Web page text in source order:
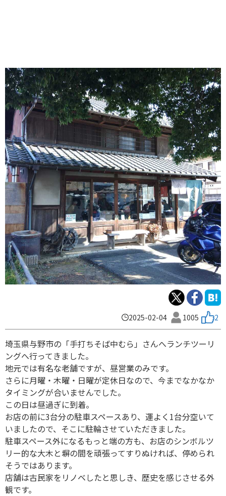
2025-02-04 1005 2
埼玉県与野市の「手打ちそば中むら」さんへランチツーリ
ングへ行ってきました。
地元では有名な老舗ですが、昼営業のみです。
さらに月曜・木曜・日曜が定休日なので、今までなかなか
タイミングが合いませんでした。
この日は昼過ぎに到着。
お店の前に3台分の駐車スペースあり、運よく1台分空いて
いましたので、そこに駐輪させていただきました。
駐車スペース外になるもっと端の方も、お店のシンボルツ
リー的な大木と塀の間を頑張ってすりぬければ、停められ
そうではあります。
店舗は古民家をリノベしたと思しき、歴史を感じさせる外
観です。